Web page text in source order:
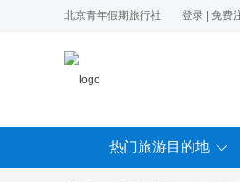
北京青年假期旅行社 登录 免费
热门旅游目的地